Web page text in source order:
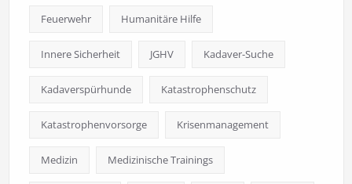
Feuerwehr Humanitäre Hilfe
Innere Sicherheit JGHV Kadaver-Suche
Kadaverspürhunde Katastrophenschutz
Katastrophenvorsorge Krisenmanagement
Medizin Medizinische Trainings